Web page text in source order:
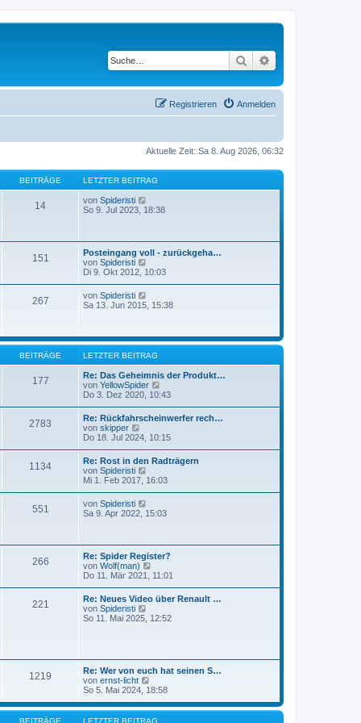
Suche
Anmelden
Registrieren
Aktuelle Zeit: Sa 8. Aug 2026, 06:32
BEITRÄGE LETZTER BEITRAG
14 von Spideristi
e
e
r
B
e
t
g
So 9. Jul 2023, 18:38
151
Posteingang voll - zurückgeha…
von Spideristi
e
t
B
e
i
t
r
a
g
Di 9. Okt 2012, 10:03
267 von Spideristi
t
e
B
e
i
r
a
Sa 13. Jun 2015, 15:38
BEITRÄGE LETZTER BEITRAG
177
Re: Das Geheimnis der Produkt…
von YellowSpider
e
e
s
t
e
r
B
i
t
a
g
Do 3. Dez 2020, 10:43
2783
Re: Rückfahrscheinwerfer rech…
von skipper
e
s
t
e
r
B
e
r
a
g
Do 18. Jul 2024, 10:15
1134
Re: Rost in den Radträgern
von Spideristi
e
s
t
B
e
i
t
r
a
g
Mi 1. Feb 2017, 16:03
551 von Spideristi
e
t
e
r
B
e
i
Sa 9. Apr 2022, 15:03
266
Re: Spider Register?
von Wolf(man)
e
e
s
t
e
i
t
a
g
Do 11. Mär 2021, 11:01
221
Re: Neues Video über Renault …
von Spideristi
e
r
B
e
i
t
So 11. Mai 2025, 12:52
1219
Re: Wer von euch hat seinen S…
von ernst-licht
e
e
s
So 5. Mai 2024, 18:58
BEITRÄGE LETZTER BEITRAG